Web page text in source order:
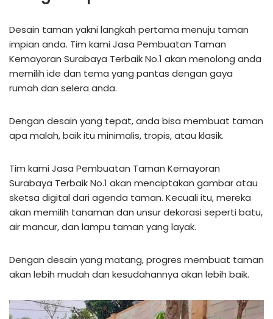
Desain taman yakni langkah pertama menuju taman
impian anda. Tim kami Jasa Pembuatan Taman
Kemayoran Surabaya Terbaik No.1 akan menolong anda
memilih ide dan tema yang pantas dengan gaya
rumah dan selera anda.
Dengan desain yang tepat, anda bisa membuat taman
apa malah, baik itu minimalis, tropis, atau klasik.
Tim kami Jasa Pembuatan Taman Kemayoran
Surabaya Terbaik No.1 akan menciptakan gambar atau
sketsa digital dari agenda taman. Kecuali itu, mereka
akan memilih tanaman dan unsur dekorasi seperti batu,
air mancur, dan lampu taman yang layak.
Dengan desain yang matang, progres membuat taman
akan lebih mudah dan kesudahannya akan lebih baik.